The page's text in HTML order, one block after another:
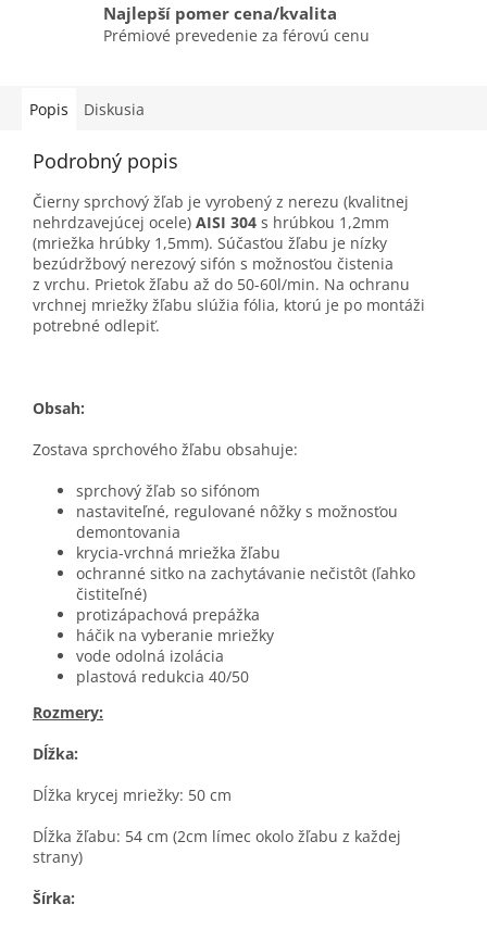
Najlepší pomer cena/kvalita
Prémiové prevedenie za férovú cenu
Popis Diskusia
Podrobný popis
Čierny sprchový žľab je vyrobený z nerezu (kvalitnej
nehrdzavejúcej ocele) AISI 304 s hrúbkou 1,2mm
(mriežka hrúbky 1,5mm). Súčasťou žľabu je nízky
bezúdržbový nerezový sifón s možnosťou čistenia
z vrchu. Prietok žľabu až do 50-60l/min. Na ochranu
vrchnej mriežky žľabu slúžia fólia, ktorú je po montáži
potrebné odlepiť.
Obsah:
Zostava sprchového žľabu obsahuje:
sprchový žľab so sifónom
nastaviteľné, regulované nôžky s možnosťou
demontovania
krycia-vrchná mriežka žľabu
ochranné sitko na zachytávanie nečistôt (ľahko
čistiteľné)
protizápachová prepážka
háčik na vyberanie mriežky
vode odolná izolácia
plastová redukcia 40/50
Rozmery:
Dĺžka:
Dĺžka krycej mriežky: 50 cm
Dĺžka žľabu: 54 cm (2cm límec okolo žľabu z každej
strany)
Šírka: